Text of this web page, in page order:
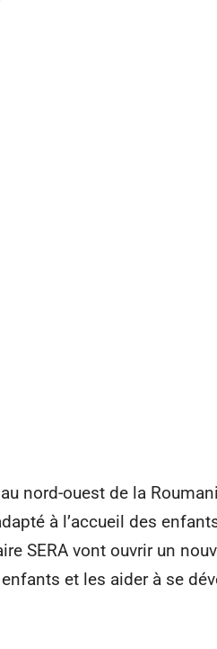
nord-ouest de la
à l’accueil des
SERA vont ouvrir un
et les aider à se